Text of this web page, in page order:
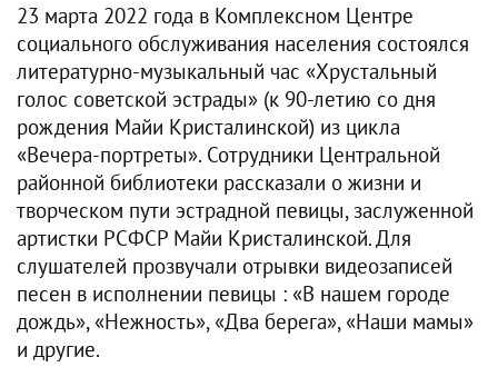
23 марта 2022 года в Комплексном Центре
социального обслуживания населения состоялся
литературно-музыкальный час «Хрустальный
голос советской эстрады» (к 90-летию со дня
рождения Майи Кристалинской) из цикла
«Вечера-портреты». Сотрудники Центральной
районной библиотеки рассказали о жизни и
творческом пути эстрадной певицы, заслуженной
артистки РСФСР Майи Кристалинской. Для
слушателей прозвучали отрывки видеозаписей
песен в исполнении певицы : «В нашем городе
дождь», «Нежность», «Два берега», «Наши мамы»
и другие.